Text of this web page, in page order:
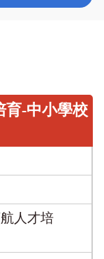
育-中小學校
人才培